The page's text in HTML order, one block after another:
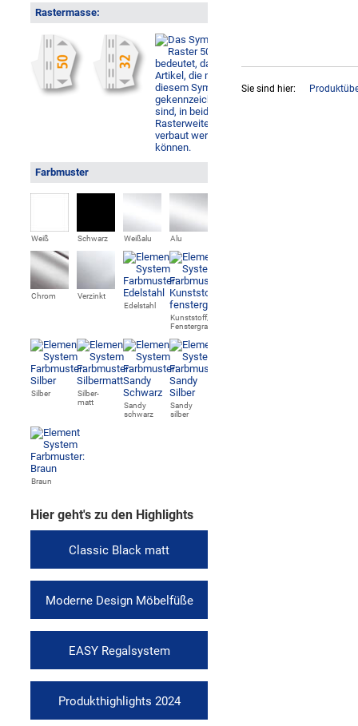
Rastermasse:
Farbmuster
Weiß Schwarz Weißalu Alu
Chrom
Verzinkt
Edelstahl
Kunststoff,
Fenstergrau
Silber
Silber-
matt
Sandy
schwarz
Sandy
silber
Braun
Hier geht's zu den Highlights
Classic Black matt
Moderne Design Möbelfüße
EASY Regalsystem
Produkthighlights 2024
Sie sind hier: